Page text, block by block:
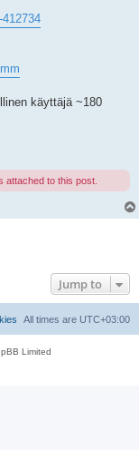
käyttäjä ~180
attached to this post.
Jump to
All times are UTC+03:00
Limited